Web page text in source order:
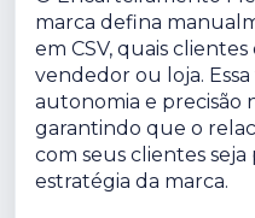
marca defina
em CSV, quais
vendedor ou loja.
autonomia e precisão
garantindo que o
com seus clientes
estratégia da marca.